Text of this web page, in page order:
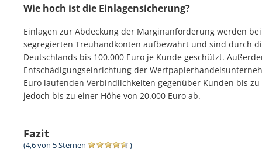
Wie hoch ist die Einlagensicherung?
Einlagen zur Abdeckung der Marginanforderung werden
segregierten Treuhandkonten aufbewahrt und sind durch
Deutschlands bis 100.000 Euro je Kunde geschützt.
Entschädigungseinrichtung der
Euro laufenden Verbindlichkeiten gegenüber Kunden bis
jedoch bis zu einer Höhe von 20.000 Euro ab.
Fazit
(4,6 von 5 Sternen )